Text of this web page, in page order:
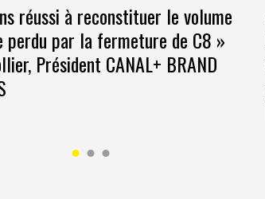
réussi à reconstituer le volume
par la fermeture de C8 »
Président CANAL+ BRAND